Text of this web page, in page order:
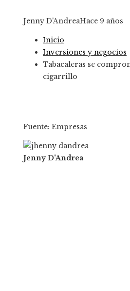
Jenny D'AndreaHace 9 años
Inicio
Inversiones y negocios
Tabacaleras se
cigarrillo
Fuente: Empresas
Jenny D'Andrea